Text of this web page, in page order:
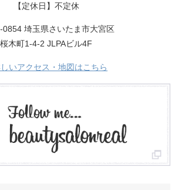
【定休日】不定休
0854 埼玉県さいたま市大宮区
桜木町1-4-2 JLPAビル4F
いアクセス・地図はこちら